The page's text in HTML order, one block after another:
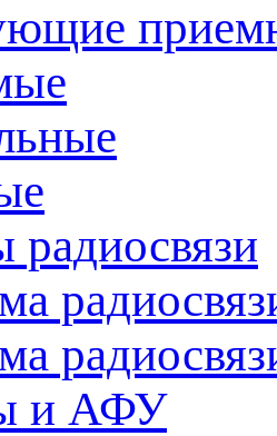
радиосвязи
и АФУ